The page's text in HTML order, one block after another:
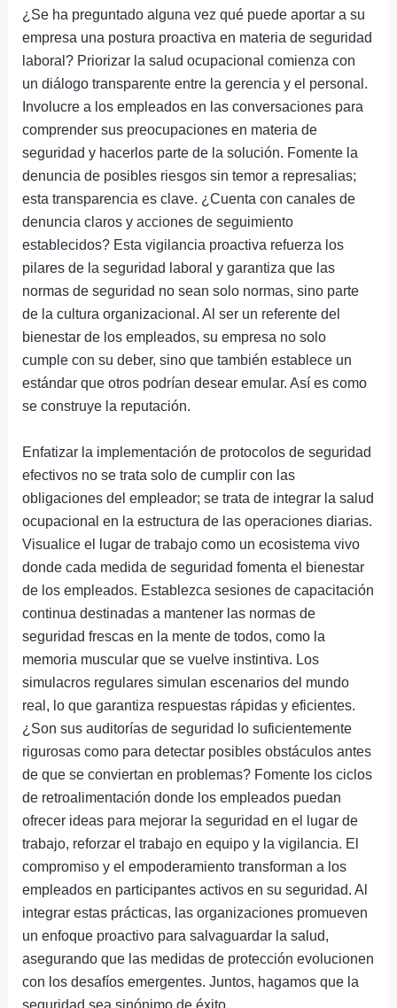
¿Se ha preguntado alguna vez qué puede aportar a su
empresa una postura proactiva en materia de seguridad
laboral? Priorizar la salud ocupacional comienza con
un diálogo transparente entre la gerencia y el personal.
Involucre a los empleados en las conversaciones para
comprender sus preocupaciones en materia de
seguridad y hacerlos parte de la solución. Fomente la
denuncia de posibles riesgos sin temor a represalias;
esta transparencia es clave. ¿Cuenta con canales de
denuncia claros y acciones de seguimiento
establecidos? Esta vigilancia proactiva refuerza los
pilares de la seguridad laboral y garantiza que las
normas de seguridad no sean solo normas, sino parte
de la cultura organizacional. Al ser un referente del
bienestar de los empleados, su empresa no solo
cumple con su deber, sino que también establece un
estándar que otros podrían desear emular. Así es como
se construye la reputación.
Enfatizar la implementación de protocolos de seguridad
efectivos no se trata solo de cumplir con las
obligaciones del empleador; se trata de integrar la salud
ocupacional en la estructura de las operaciones diarias.
Visualice el lugar de trabajo como un ecosistema vivo
donde cada medida de seguridad fomenta el bienestar
de los empleados. Establezca sesiones de capacitación
continua destinadas a mantener las normas de
seguridad frescas en la mente de todos, como la
memoria muscular que se vuelve instintiva. Los
simulacros regulares simulan escenarios del mundo
real, lo que garantiza respuestas rápidas y eficientes.
¿Son sus auditorías de seguridad lo suficientemente
rigurosas como para detectar posibles obstáculos antes
de que se conviertan en problemas? Fomente los ciclos
de retroalimentación donde los empleados puedan
ofrecer ideas para mejorar la seguridad en el lugar de
trabajo, reforzar el trabajo en equipo y la vigilancia. El
compromiso y el empoderamiento transforman a los
empleados en participantes activos en su seguridad. Al
integrar estas prácticas, las organizaciones promueven
un enfoque proactivo para salvaguardar la salud,
asegurando que las medidas de protección evolucionen
con los desafíos emergentes. Juntos, hagamos que la
seguridad sea sinónimo de éxito.